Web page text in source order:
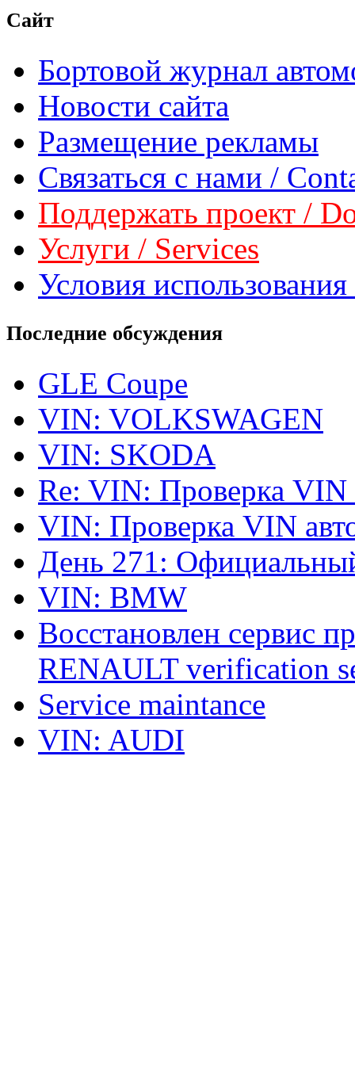
Сайт
Бортовой журнал
Новости сайта
Размещение рекламы
Связаться с нами /
Поддержать проект /
Услуги / Services
Условия
Последние обсуждения
GLE Coupe
VIN: VOLKSWAGEN
VIN: SKODA
Re: VIN: Проверка VIN
VIN: Проверка VIN
День 271:
VIN: BMW
Восстановлен сервис
RENAULT verification
Service maintance
VIN: AUDI